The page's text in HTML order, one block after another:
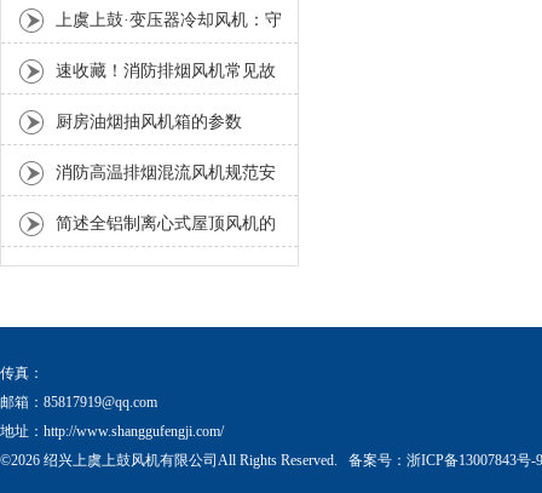
流程与方法
上虞上鼓·变压器冷却风机：守
护电力设备稳定运行的散热利
速收藏！消防排烟风机常见故
障的解决方法分享
厨房油烟抽风机箱的参数
消防高温排烟混流风机规范安
装流程与方法详解
简述全铝制离心式屋顶风机的
科学安装流程
传真：
邮箱： 85817919@qq.com
地址：http://www.shanggufengji.com/
©2026 绍兴上虞上鼓风机有限公司All Rights Reserved. 备案号： 浙ICP备13007843号-9